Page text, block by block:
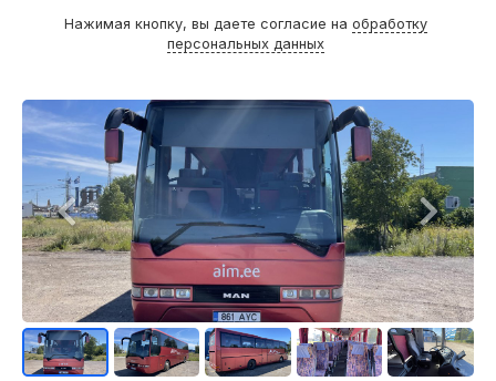
Нажимая кнопку, вы даете согласие на обработку
персональных данных